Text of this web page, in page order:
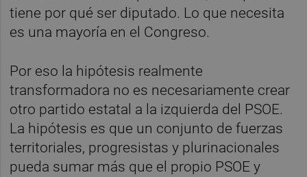
tiene por qué ser diputado. Lo que necesita
es una mayoría en el Congreso.
Por eso la hipótesis realmente
transformadora no es necesariamente crear
otro partido estatal a la izquierda del PSOE.
La hipótesis es que un conjunto de fuerzas
territoriales, progresistas y plurinacionales
pueda sumar más que el propio PSOE y